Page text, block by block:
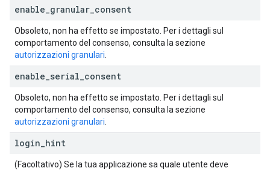
enable granular consent
Obsoleto, non ha effetto se impostato. Per i dettagli sul
comportamento del consenso, consulta la sezione
autorizzazioni granulari
enable serial consent
Obsoleto, non ha effetto se impostato. Per i dettagli sul
comportamento del consenso, consulta la sezione
autorizzazioni granulari
login hint
(Facoltativo) Se la tua applicazione sa quale utente deve